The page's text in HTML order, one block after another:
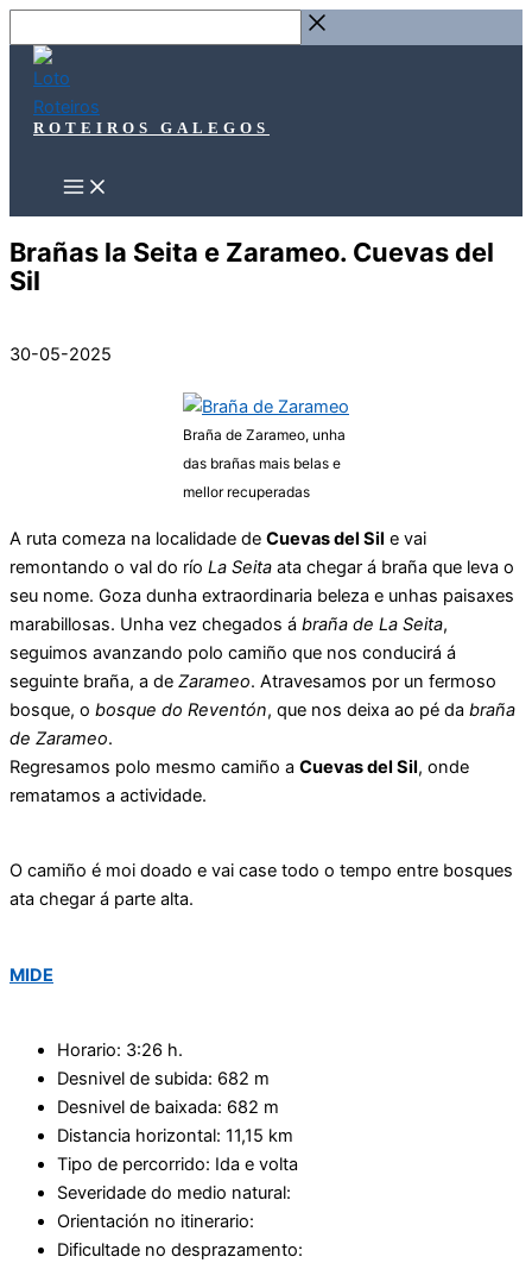
ao
contido
…
ROTEIROS GALEGOS
Brañas la Seita e Zarameo. Cuevas del
Sil
30-05-2025
Braña de Zarameo, unha
das brañas mais belas e
mellor recuperadas
A ruta comeza na localidade de Cuevas del Sil e vai
remontando o val do río La Seita ata chegar á braña que leva o
seu nome. Goza dunha extraordinaria beleza e unhas paisaxes
marabillosas. Unha vez chegados á braña de La Seita,
seguimos avanzando polo camiño que nos conducirá á
seguinte braña, a de Zarameo. Atravesamos por un fermoso
bosque, o bosque do Reventón, que nos deixa ao pé da braña
de Zarameo.
Regresamos polo mesmo camiño a Cuevas del Sil, onde
rematamos a actividade.
O camiño é moi doado e vai case todo o tempo entre bosques
ata chegar á parte alta.
MIDE
Horario: 3:26 h.
Desnivel de subida: 682 m
Desnivel de baixada: 682 m
Distancia horizontal: 11,15 km
Tipo de percorrido: Ida e volta
Severidade do medio natural:
Orientación no itinerario:
Dificultade no desprazamento: